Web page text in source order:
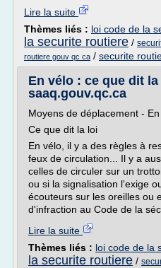
Lire la suite
Thèmes liés : loi code de la
la securite routiere /
routiere gouv qc ca / securite
En vélo : ce que dit
saaq.gouv.qc.ca
Moyens de déplacement -
Ce que dit la loi
En vélo, il y a des règles à
feux de circulation... Il y a
celles de circuler sur un
ou si la signalisation l'exige
écouteurs sur les oreilles ou
d'infraction au Code de la
Lire la suite
Thèmes liés : loi code de la
la securite routiere /